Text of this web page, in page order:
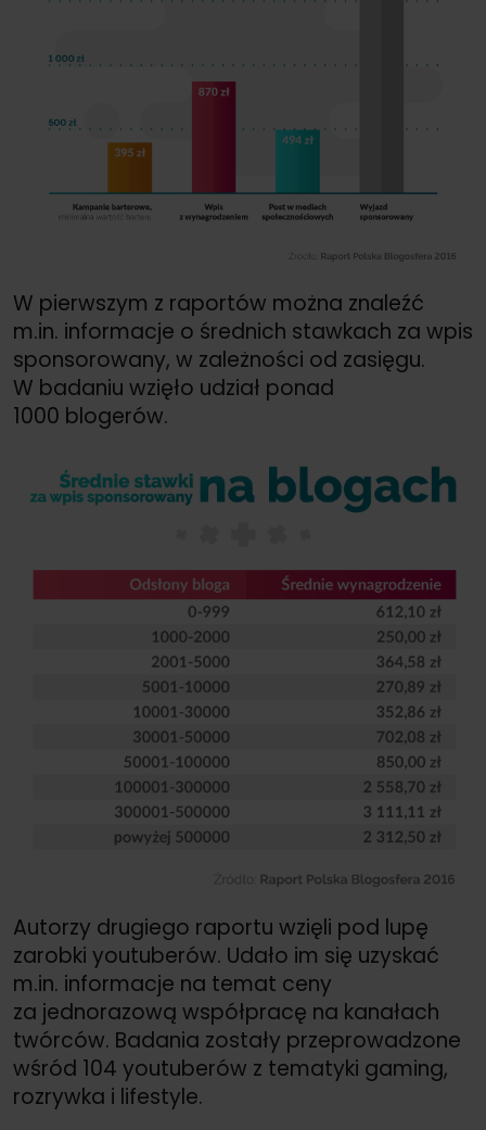
W pierwszym z raportów można znaleźć
m.in. informacje o średnich stawkach za wpis
sponsorowany, w zależności od zasięgu.
W badaniu wzięło udział ponad
1000 blogerów.
Autorzy drugiego raportu wzięli pod lupę
zarobki youtuberów. Udało im się uzyskać
m.in. informacje na temat ceny
za jednorazową współpracę na kanałach
twórców. Badania zostały przeprowadzone
wśród 104 youtuberów z tematyki gaming,
rozrywka i lifestyle.